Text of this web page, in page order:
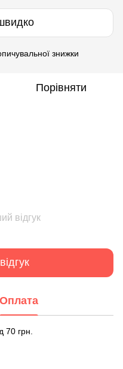
знижки
Порівняти
відгук
Оплата
70 грн.